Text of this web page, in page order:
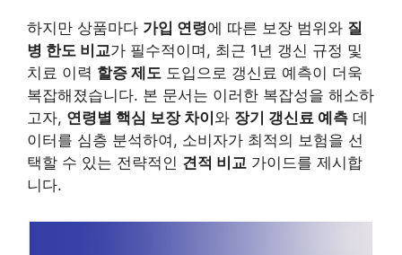
하지만 상품마다 가입 연령에 따른 보장 범위와 질
병 한도 비교가 필수적이며, 최근 1년 갱신 규정 및
치료 이력 할증 제도 도입으로 갱신료 예측이 더욱
복잡해졌습니다. 본 문서는 이러한 복잡성을 해소하
고자, 연령별 핵심 보장 차이와 장기 갱신료 예측 데
이터를 심층 분석하여, 소비자가 최적의 보험을 선
택할 수 있는 전략적인 견적 비교 가이드를 제시합
니다.